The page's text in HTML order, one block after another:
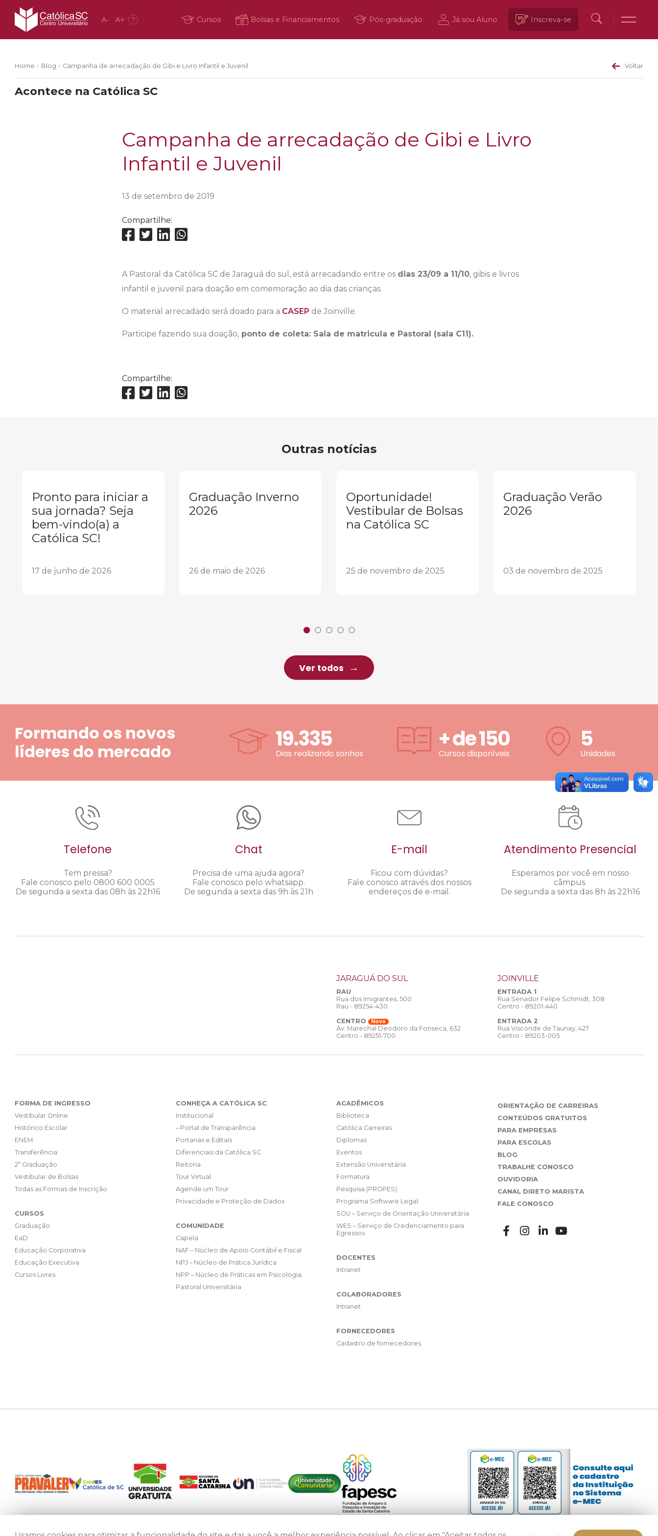
A- A+ ? Cursos Bolsas e Financiamentos Pós-graduação Já sou Aluno Inscreva-se
Home / Blog / Campanha de arrecadação de Gibi e Livro Infantil e Juvenil Voltar
Acontece na Católica SC
Campanha de arrecadação de Gibi e Livro
Infantil e Juvenil
13 de setembro de 2019
Compartilhe:
A Pastoral da Católica SC de Jaraguá do sul, está arrecadando entre os dias 23/09 a 11/10, gibis e livros
infantil e juvenil para doação em comemoração ao dia das crianças.
O material arrecadado será doado para a CASEP de Joinville.
Participe fazendo sua doação, ponto de coleta: Sala de matricula e Pastoral (sala C11).
Compartilhe:
Outras notícias
Pronto para iniciar a
sua jornada? Seja
bem-vindo(a) a
Católica SC!
17 de junho de 2026
Graduação Inverno
2026
26 de maio de 2026
Oportunidade!
Vestibular de Bolsas
na Católica SC
25 de novembro de 2025
Graduação Verão
2026
03 de novembro de 2025
Ver todos
Formando os novos
líderes do mercado
19.335
Dias realizando sonhos
+ de150
Cursos disponíveis
5
Unidades
Telefone
Tem pressa?
Fale conosco pelo 0800 600 0005
De segunda a sexta das 08h às 22h16
Chat
Precisa de uma ajuda agora?
Fale conosco pelo whatsapp.
De segunda a sexta das 9h às 21h
E-mail
Ficou com dúvidas?
Fale conosco através dos nossos
endereços de e-mail.
Atendimento Presencial
Esperamos por você em nosso
câmpus.
De segunda a sexta das 8h às 22h16
JARAGUÁ DO SUL
RAU
Rua dos Imigrantes, 500
Rau - 89254-430
CENTRO
Novo
Av. Marechal Deodoro da Fonseca, 632
Centro - 89251-700
JOINVILLE
ENTRADA 1
Rua Senador Felipe Schmidt, 308
Centro - 89201-440
ENTRADA 2
Rua Visconde de Taunay, 427
Centro - 89203-005
FORMA DE INGRESSO
Vestibular Online
Histórico Escolar
ENEM
Transferência
2ª Graduação
Vestibular de Bolsas
Todas as Formas de Inscrição
CURSOS
Graduação
EaD
Educação Corporativa
Educação Executiva
Cursos Livres
CONHEÇA A CATÓLICA SC
Institucional
– Portal de Transparência
Portarias e Editais
Diferenciais da Católica SC
Reitoria
Tour Virtual
Agende um Tour
Privacidade e Proteção de Dados
COMUNIDADE
Capela
NAF – Núcleo de Apoio Contábil e Fiscal
NPJ – Núcleo de Prática Jurídica
NPP – Núcleo de Práticas em Psicologia
Pastoral Universitária
ACADÊMICOS
Biblioteca
Católica Carreiras
Diplomas
Eventos
Extensão Universitária
Formatura
Pesquisa (PROPES)
Programa Software Legal
SOU – Serviço de Orientação Universitária
WES – Serviço de Credenciamento para
Egressos
DOCENTES
Intranet
COLABORADORES
Intranet
FORNECEDORES
Cadastro de fornecedores
ORIENTAÇÃO DE CARREIRAS
CONTEÚDOS GRATUITOS
PARA EMPRESAS
PARA ESCOLAS
BLOG
TRABALHE CONOSCO
OUVIDORIA
CANAL DIRETO MARISTA
FALE CONOSCO